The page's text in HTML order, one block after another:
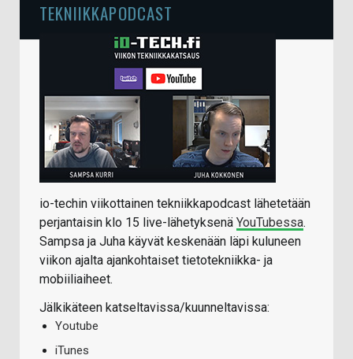
TEKNIIKKAPODCAST
io-techin viikottainen tekniikkapodcast lähetetään
perjantaisin klo 15 live-lähetyksenä YouTubessa.
Sampsa ja Juha käyvät keskenään läpi kuluneen
viikon ajalta ajankohtaiset tietotekniikka- ja
mobiiliaiheet.
Jälkikäteen katseltavissa/kuunneltavissa:
Youtube
iTunes